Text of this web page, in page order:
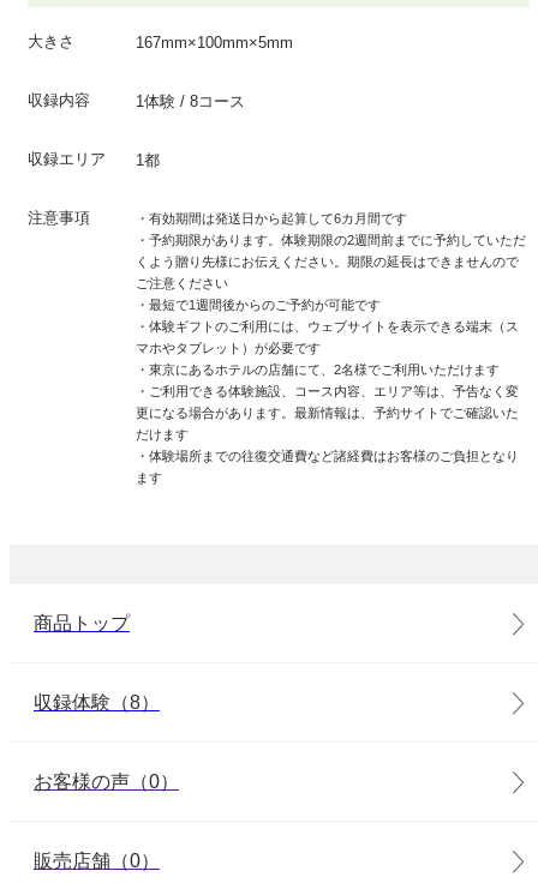
大きさ 167mm×100mm×5mm
収録内容 1体験 / 8コース
収録エリア 1都
注意事項
・有効期間は発送日から起算して6カ月間です
・予約期限があります。体験期限の2週間前までに予約していただ
くよう贈り先様にお伝えください。期限の延長はできませんので
ご注意ください
・最短で1週間後からのご予約が可能です
・体験ギフトのご利用には、ウェブサイトを表示できる端末（ス
マホやタブレット）が必要です
・東京にあるホテルの店舗にて、2名様でご利用いただけます
・ご利用できる体験施設、コース内容、エリア等は、予告なく変
更になる場合があります。最新情報は、予約サイトでご確認いた
だけます
・体験場所までの往復交通費など諸経費はお客様のご負担となり
ます
商品トップ
収録体験（8）
お客様の声（0）
販売店舗（0）